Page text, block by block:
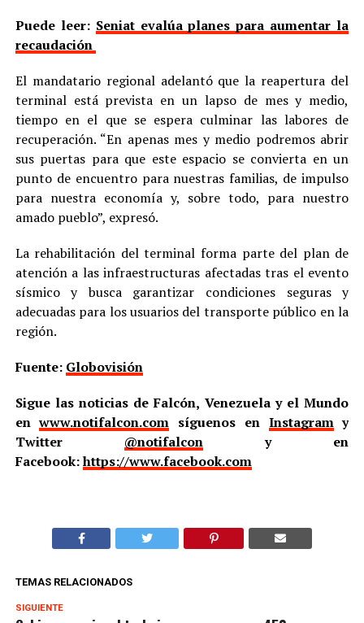
Puede leer: Seniat evalúa planes para aumentar la
recaudación
El mandatario regional adelantó que la reapertura del
terminal está prevista en un lapso de mes y medio,
tiempo en el que se espera culminar las labores de
recuperación. “En apenas mes y medio podremos abrir
sus puertas para que este espacio se convierta en un
punto de encuentro para nuestras familias, de impulso
para nuestra economía y, sobre todo, para nuestro
amado pueblo”, expresó.
La rehabilitación del terminal forma parte del plan de
atención a las infraestructuras afectadas tras el evento
sísmico y busca garantizar condiciones seguras y
adecuadas para los usuarios del transporte público en la
región.
Fuente: Globovisión
Sigue las noticias de Falcón, Venezuela y el Mundo
enwww.notifalcon.com síguenos en Instagramy
Twitter @notifalcony en
Facebook:https://www.facebook.com
TEMAS RELACIONADOS
SIGUIENTE